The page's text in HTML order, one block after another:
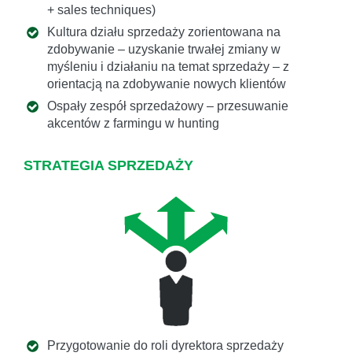
+ sales techniques)
Kultura działu sprzedaży zorientowana na
zdobywanie – uzyskanie trwałej zmiany w
myśleniu i działaniu na temat sprzedaży – z
orientacją na zdobywanie nowych klientów
Ospały zespół sprzedażowy – przesuwanie
akcentów z farmingu w hunting
STRATEGIA SPRZEDAŻY
Przygotowanie do roli dyrektora sprzedaży